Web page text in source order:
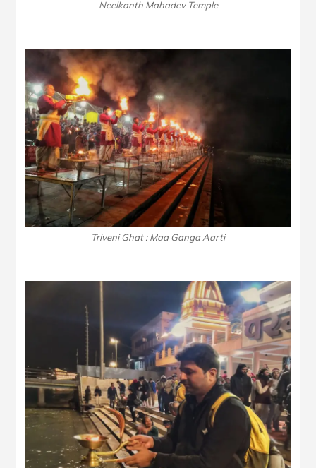
Neelkanth Mahadev Temple
Triveni Ghat : Maa Ganga Aarti